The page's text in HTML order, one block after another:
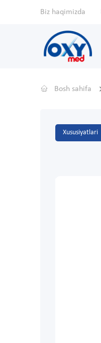
Biz haqimizda
Bosh sahifa
Xususiyatlari